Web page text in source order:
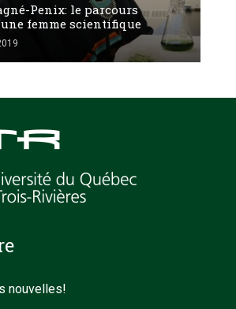
Penix: le parcours
femme scientifique
nouvelles!